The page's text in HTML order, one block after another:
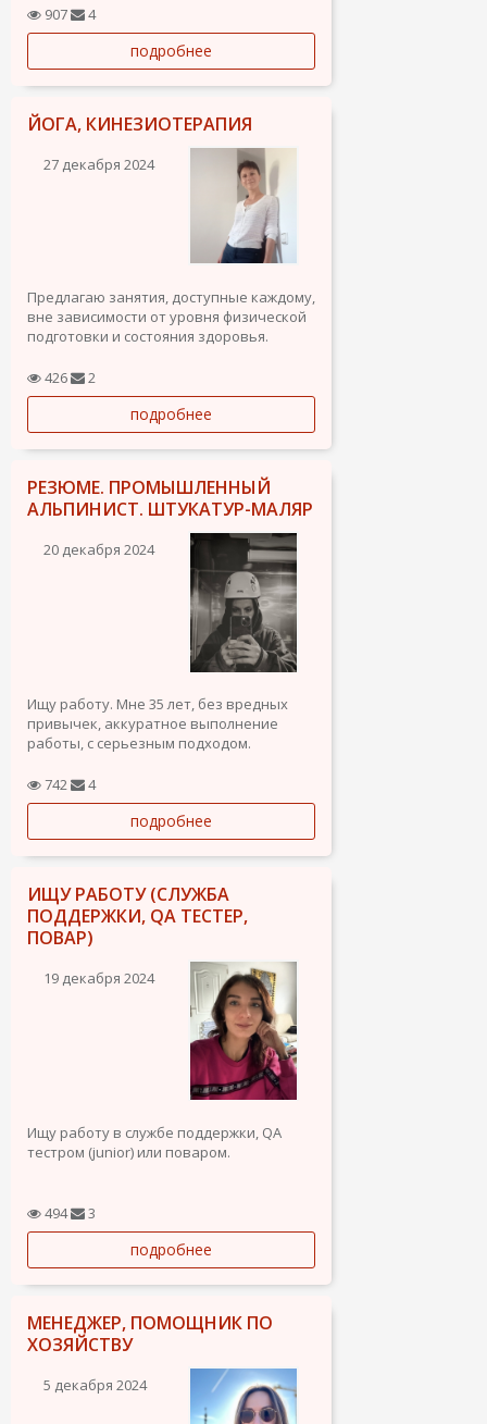
др. Так же любим готовить, можем
привести в порядок Ваш дом, квартиру -
двор все что касается по хозяйству.
Любим чистоту и порядок !
907 4
подробнее
ЙОГА, КИНЕЗИОТЕРАПИЯ
27 декабря 2024
Предлагаю занятия, доступные каждому,
вне зависимости от уровня физической
подготовки и состояния здоровья.
постизометрическая релаксация,
миофасциальный релиз,
кинезиотерапия.
Помогаю восстановить и улучшить
здоровье после...
426 2
подробнее
РЕЗЮМЕ. ПРОМЫШЛЕННЫЙ
АЛЬПИНИСТ. ШТУКАТУР-МАЛЯР
20 декабря 2024
Ищу работу. Мне 35 лет, без вредных
привычек, аккуратное выполнение
работы, с серьезным подходом.
Промышленный альпинист опыт работы
более 10 лет - монтаж/демонтаж,
стекломой, гидроизоляция швов,
малярные работы, обеспыл и тд.
742 4
подробнее
ИЩУ РАБОТУ (СЛУЖБА
ПОДДЕРЖКИ, QA ТЕСТЕР,
ПОВАР)
19 декабря 2024
Ищу работу в службе поддержки, QA
тестром (junior) или поваром.
(C1), большой опыт работы в
международных компаниях, где
английский был основным языком
общения.
международных компаниях,...
494 3
подробнее
МЕНЕДЖЕР, ПОМОЩНИК ПО
ХОЗЯЙСТВУ
5 декабря 2024